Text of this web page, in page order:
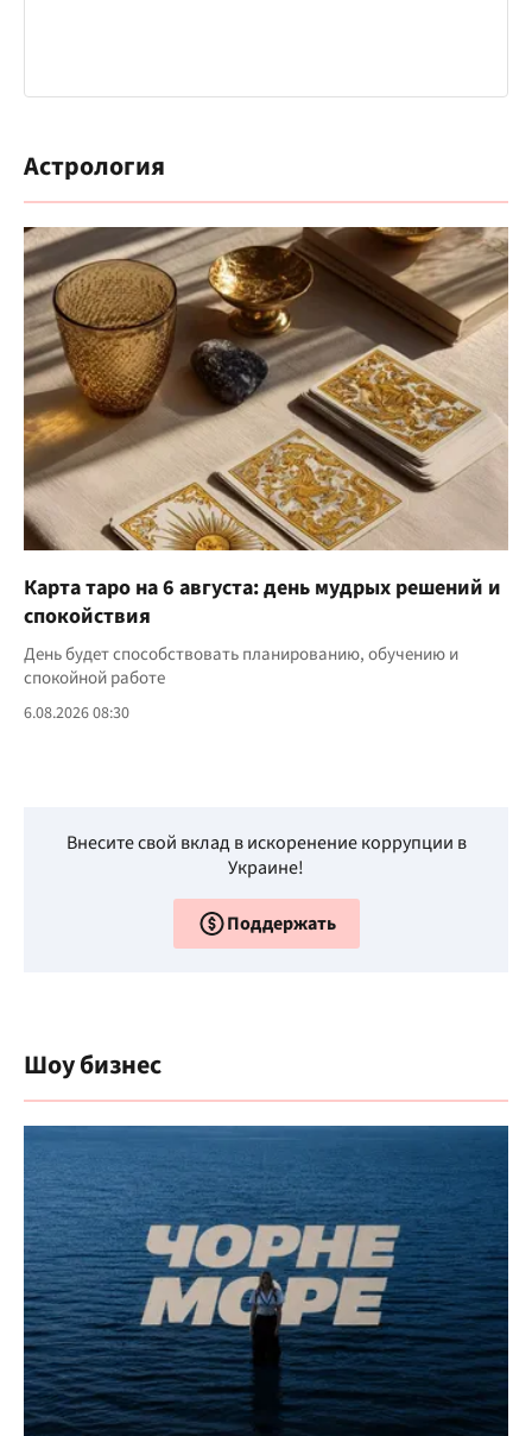
Астрология
Карта таро на 6 августа: день мудрых решений и
спокойствия
День будет способствовать планированию, обучению и
спокойной работе
6.08.2026 08:30
Внесите свой вклад в искоренение коррупции в
Украине!
Поддержать
Шоу бизнес